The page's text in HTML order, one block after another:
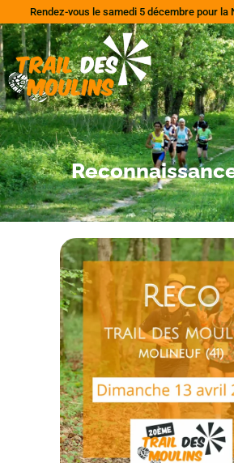
Rendez-vous le samedi 5 décembre pour la